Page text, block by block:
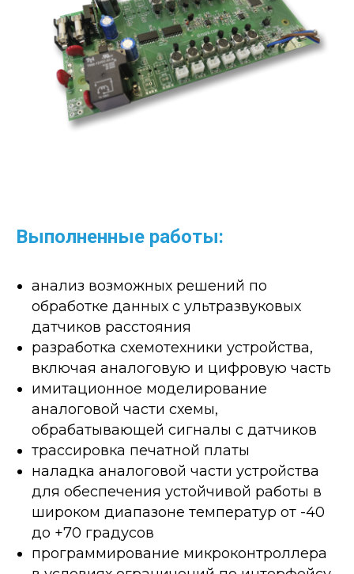
Выполненные работы:
анализ возможных решений по
обработке данных с ультразвуковых
датчиков расстояния
разработка схемотехники устройства,
включая аналоговую и цифровую часть
имитационное моделирование
аналоговой части схемы,
обрабатывающей сигналы с датчиков
трассировка печатной платы
наладка аналоговой части устройства
для обеспечения устойчивой работы в
широком диапазоне температур от -40
до +70 градусов
программирование микроконтроллера